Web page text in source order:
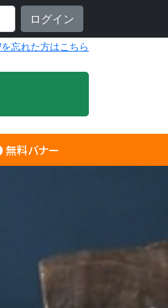
忘れた方はこちら
無料バナー